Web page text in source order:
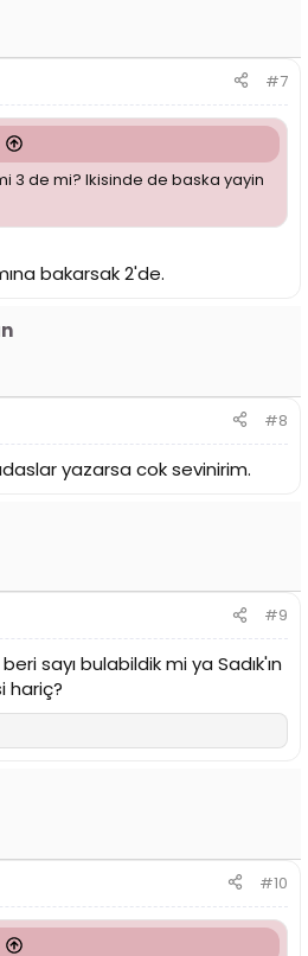
#7
3 de mi? Ikisinde de baska yayin
bakarsak 2'de.
#8
yazarsa cok sevinirim.
#9
sayı bulabildik mi ya Sadık'ın
hariç?
#10